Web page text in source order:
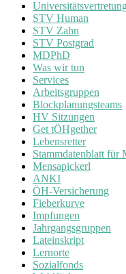
STV Human
STV Zahn
STV Postgrad
MDPhD
Was wir tun
Services
Arbeitsgruppen
Blockplanungsteams
HV Sitzungen
Get tÖHgether
Lebensretter
Stammdatenblatt für
Mensapickerl
ANKI
ÖH-Versicherung
Fieberkurve
Impfungen
Jahrgangsgruppen
Lateinskript
Lernorte
Sozialfonds